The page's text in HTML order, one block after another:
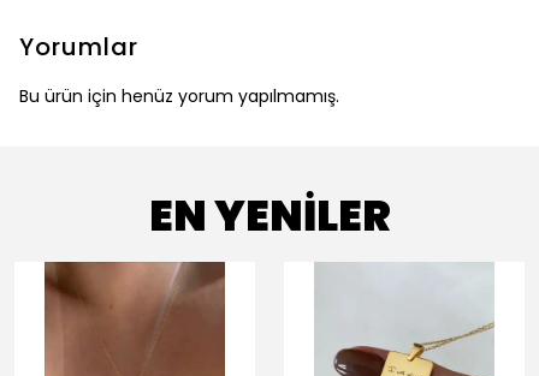
Yorumlar
Bu ürün için henüz yorum yapılmamış.
EN YENİLER